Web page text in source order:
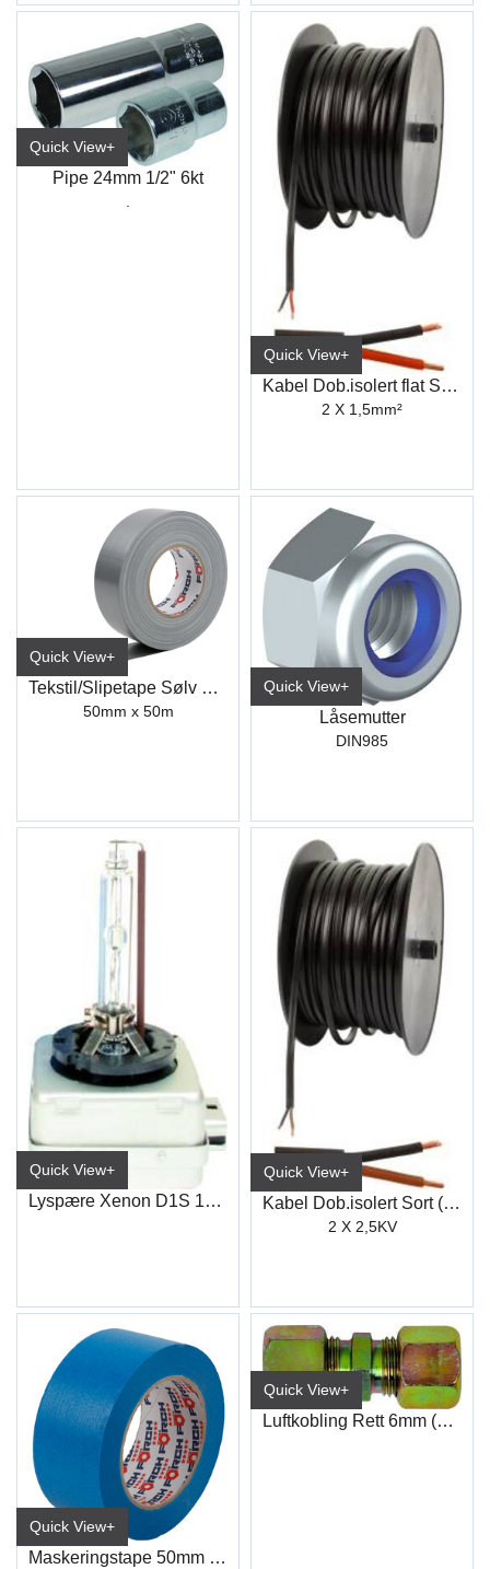
Quick View+
Pipe 24mm 1/2" 6kt
Quick View+
Kabel Dob.isolert flat Sort (25M) FLYY
2 X 1,5mm²
Quick View+
Tekstil/Slipetape Sølv 50mm (50M)
50mm x 50m
Quick View+
Låsemutter
DIN985
Quick View+
Lyspære Xenon D1S 12+24V 35W Pk32D-2
Quick View+
Kabel Dob.isolert Sort (25M)
2 X 2,5KV
Quick View+
Maskeringstape 50mm 50M Blå
Quick View+
Luftkobling Rett 6mm (TC11)